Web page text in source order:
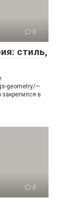
0
стиль,
geometry/—
в
0